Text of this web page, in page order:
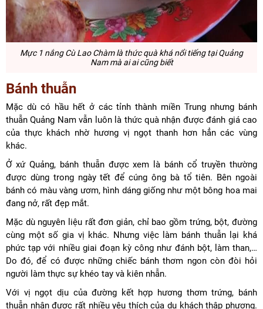
Mực 1 nắng Cù Lao Chàm là thức quà khá nổi tiếng tại Quảng
Nam mà ai ai cũng biết
Bánh thuẫn
Mặc dù có hầu hết ở các tỉnh thành miền Trung nhưng bánh
thuẫn Quảng Nam vẫn luôn là thức quà nhận được đánh giá cao
của thực khách nhờ hương vị ngọt thanh hơn hẳn các vùng
khác.
Ở xứ Quảng, bánh thuẫn được xem là bánh cổ truyền thường
được dùng trong ngày tết để cúng ông bà tổ tiên. Bên ngoài
bánh có màu vàng ươm, hình dáng giống như một bông hoa mai
đang nở, rất đẹp mắt.
Mặc dù nguyên liệu rất đơn giản, chỉ bao gồm trứng, bột, đường
cùng một số gia vị khác. Nhưng việc làm bánh thuẫn lại khá
phức tạp với nhiều giai đoạn kỳ công như đánh bột, làm than,…
Do đó, để có được những chiếc bánh thơm ngon còn đòi hỏi
người làm thực sự khéo tay và kiên nhẫn.
Với vị ngọt dịu của đường kết hợp hương thơm trứng, bánh
thuẫn nhận được rất nhiều yêu thích của du khách thập phương.